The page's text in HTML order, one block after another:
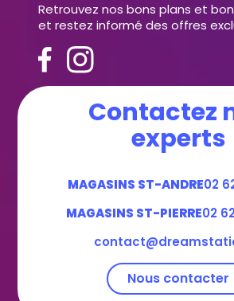
Retrouvez nos bons plans et
et restez informé des offres
Contactez
experts
MAGASINS ST-ANDRE02
MAGASINS ST-PIERRE02
Nous contacter